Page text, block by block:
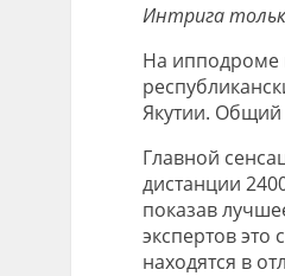
Интрига
На ипподроме
Якутии. Общий
Главной
дистанции
показав
экспертов это
находятся в